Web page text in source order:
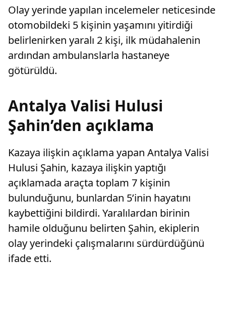
Olay yerinde yapılan incelemeler neticesinde
otomobildeki 5 kişinin yaşamını yitirdiği
belirlenirken yaralı 2 kişi, ilk müdahalenin
ardından ambulanslarla hastaneye
götürüldü.
Antalya Valisi Hulusi
Şahin’den açıklama
Kazaya ilişkin açıklama yapan Antalya Valisi
Hulusi Şahin, kazaya ilişkin yaptığı
açıklamada araçta toplam 7 kişinin
bulunduğunu, bunlardan 5’inin hayatını
kaybettiğini bildirdi. Yaralılardan birinin
hamile olduğunu belirten Şahin, ekiplerin
olay yerindeki çalışmalarını sürdürdüğünü
ifade etti.